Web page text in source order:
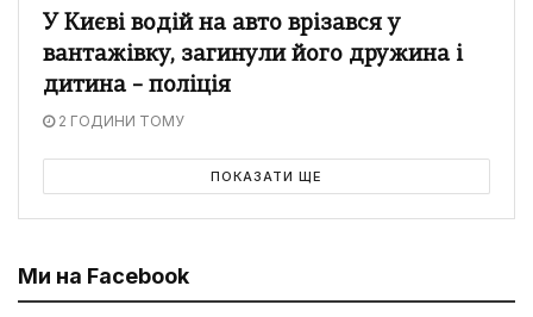
У Києві водій на авто врізався у
вантажівку, загинули його дружина і
дитина – поліція
2 ГОДИНИ ТОМУ
ПОКАЗАТИ ЩЕ
Ми на Facebook